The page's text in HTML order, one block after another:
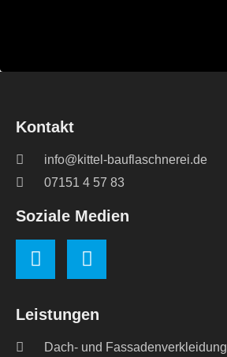
Leistungen
Dach- und Fassadenverkleidung
Kontakt
info@kittel-bauflaschnerei.de
07151 4 57 83
Soziale Medien